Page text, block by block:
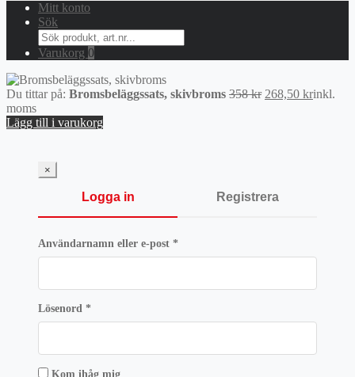
Mitt konto
Sök
Search
for:
Varukorg 0
Du tittar på: Bromsbeläggssats, skivbroms 358kr Det
268,50 krDet
inkl.
moms
Lägg till i varukorg
×
Logga in Registrera
Användarnamn eller e-post *Obligatoriskt
Lösenord *Obligatoriskt
Kom ihåg mig